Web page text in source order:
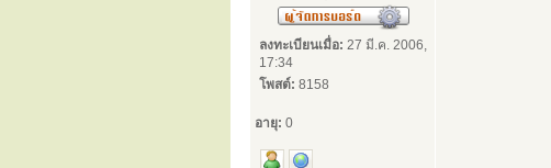
ลงทะเบียนเมื่อ: 27 มี.ค. 2006,
17:34
โพสต์: 8158
อายุ: 0